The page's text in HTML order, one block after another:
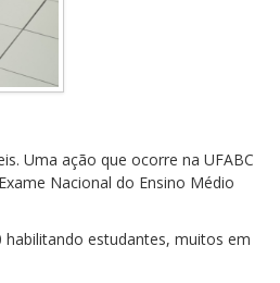
Uma ação que ocorre na UFABC
Nacional do Ensino Médio
estudantes, muitos em